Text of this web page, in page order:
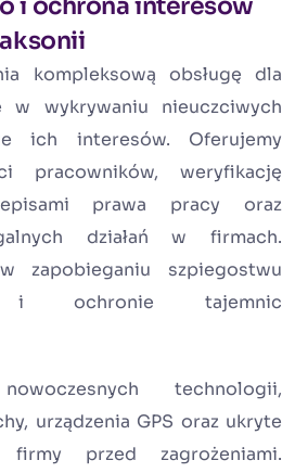
i ochrona interesów
kompleksową obsługę dla
wykrywaniu nieuczciwych
ich interesów. Oferujemy
pracowników, weryfikację
prawa pracy oraz
działań w firmach.
zapobieganiu szpiegostwu
i ochronie tajemnic
technologii,
urządzenia GPS oraz ukryte
firmy przed zagrożeniami.